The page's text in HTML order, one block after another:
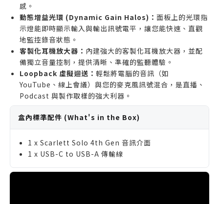
感。
動態增益光環 (Dynamic Gain Halos)： 面板上的光環指
示燈能即時顯示輸入與輸出訊號電平，讓您能快速、直觀
地監控錄音狀態。
客製化耳機放大器： 內建強大的客製化耳機放大器，並配
備獨立音量控制，提供清晰、準確的監聽體驗。
Loopback 虛擬迴送： 輕鬆將電腦的音訊（如
YouTube、線上會議）與您的麥克風訊號混合，是直播、
Podcast 與製作取樣的強大利器。
盒內標準配件 (What's in the Box)
1 x Scarlett Solo 4th Gen 音訊介面
1 x USB-C to USB-A 傳輸線